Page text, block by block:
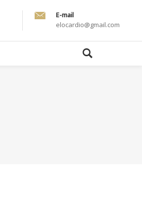
E-mail
elocardio@gmail.com